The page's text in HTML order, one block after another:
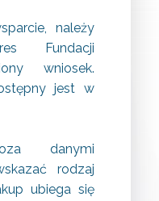
należy
Fundacji
wniosek.
jest w
danymi
rodzaj
ubiega się